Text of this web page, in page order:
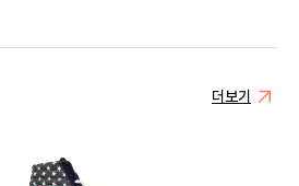
더보기